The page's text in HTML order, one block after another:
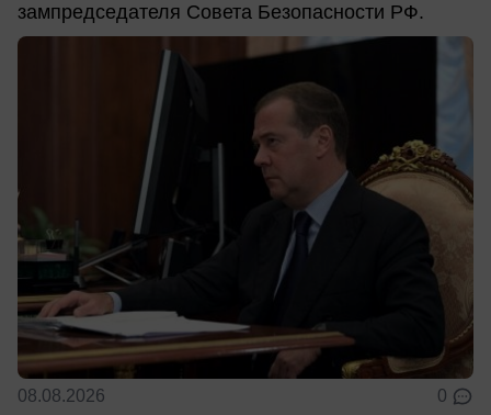
зампредседателя Совета Безопасности РФ.
08.08.2026 0